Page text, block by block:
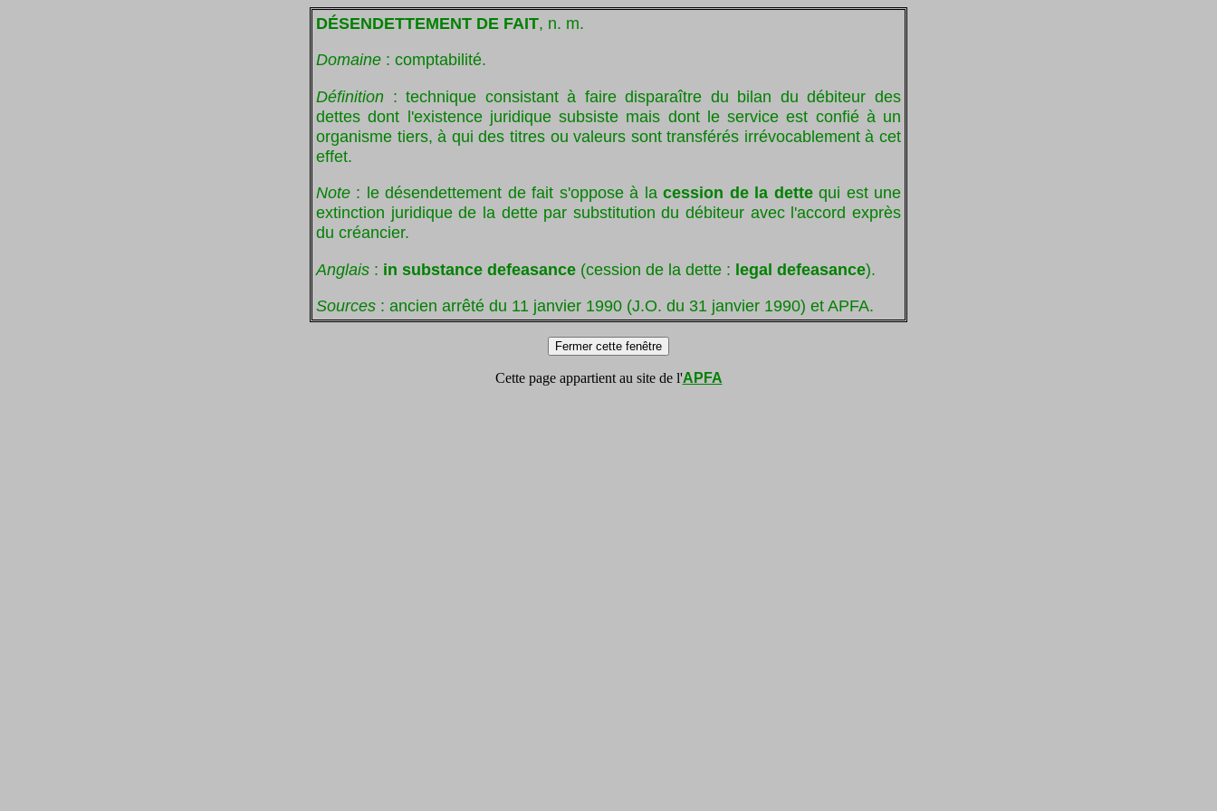
DÉSENDETTEMENT DE FAIT, n. m.
Domaine : comptabilité.
Définition : technique consistant à faire disparaître du bilan du débiteur des
dettes dont l'existence juridique subsiste mais dont le service est confié à un
organisme tiers, à qui des titres ou valeurs sont transférés irrévocablement à cet
effet.
Note : le désendettement de fait s'oppose à lacession de la dettequi est une
extinction juridique de la dette par substitution du débiteur avec l'accord exprès
du créancier.
Anglais : in substance defeasance (cession de la dette : legal defeasance).
Sources : ancien arrêté du 11 janvier 1990 (J.O. du 31 janvier 1990) et APFA.
Cette page appartient au site de l'APFA